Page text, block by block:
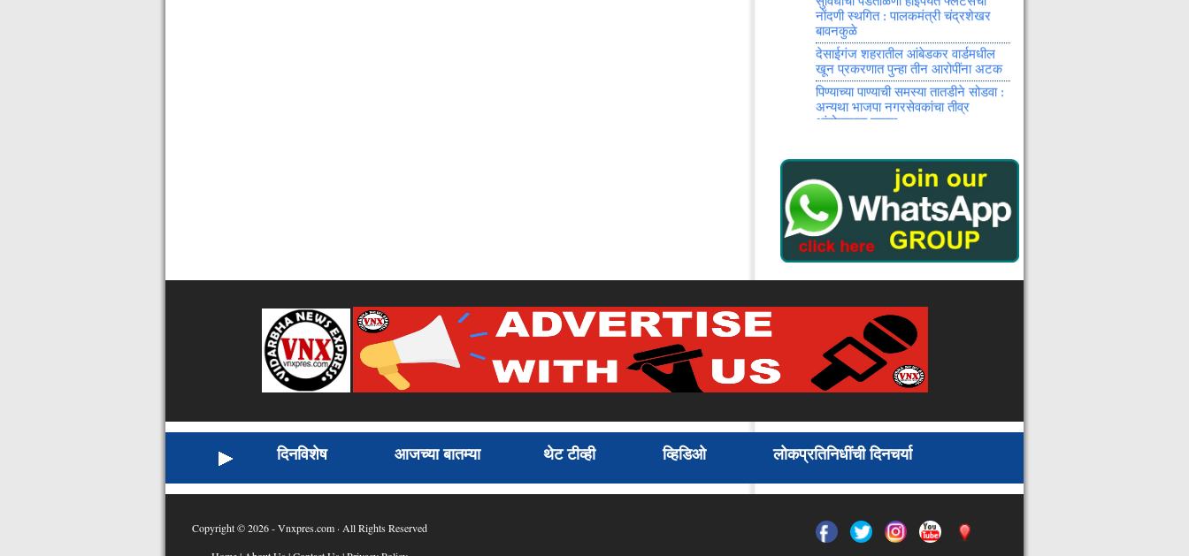
सुविधांची पडताळणी होईपर्यंत फ्लॅटसची
नोंदणी स्थगित : पालकमंत्री चंद्रशेखर
बावनकुळे
देसाईगंज शहरातील आंबेडकर वार्डमधील
खून प्रकरणात पुन्हा तीन आरोपींना अटक
पिण्याच्या पाण्याची समस्या तातडीने सोडवा :
अन्यथा भाजपा नगरसेवकांचा तीव्र
गडचिरोली येथे जन आरोग्य समित्यांना
चंद्रपूर पोलिसांनी शोधले ११८ हरविलेले
मोबाईल
सर्वांना समान जीवन जगण्याचा अधिकार,
पत्नी व तीन अपत्यांना १६ हजार रुपयांची
पोटगी : उच्च न्यायालय
युवकांच्या शारीरिक व्यायामाबरोबरच तंदुरुस्त
सुदृढ शरीर राहण्यासाठी खेळ खेळणे
आवश्यक : खासदार अशोक नेते
वाकडी येथील वाघाच्या हल्ल्यात मृत्युमुखी
पडलेल्या महिलेच्या कुटुंबियांची भाजपा
सांत्वन�
दिनविशेष आजच्या बातम्या थेट टीव्ही व्हिडिओ लोकप्रतिनिधींची दिनचर्या
Copyright © 2026 - Vnxpres.com · All Rights Reserved